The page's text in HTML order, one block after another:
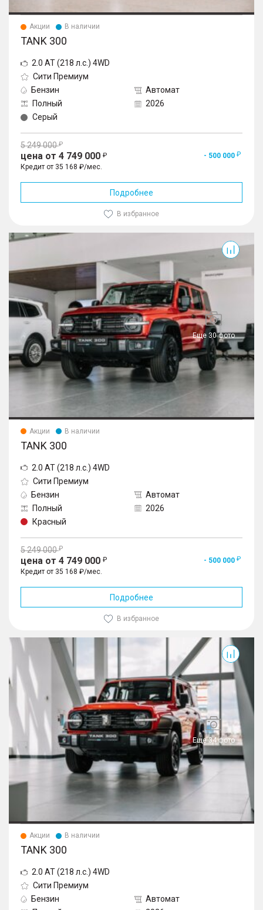
Акции В наличии
TANK 300
2.0 AT (218 л.с.) 4WD
Сити Премиум
Бензин
Автомат
Полный
2026
Серый
5 249 000
цена от 4 749 000
- 500 000
Кредит от 35 168 ₽/мес.
Подробнее
В избранное
Еще 30 фото
300
Акции В наличии
TANK 300
2.0 AT (218 л.с.) 4WD
Сити Премиум
Бензин
Автомат
Полный
2026
Красный
5 249 000
цена от 4 749 000
- 500 000
Кредит от 35 168 ₽/мес.
Подробнее
В избранное
Еще 34 фото
300
Акции В наличии
TANK 300
2.0 AT (218 л.с.) 4WD
Сити Премиум
Бензин
Автомат